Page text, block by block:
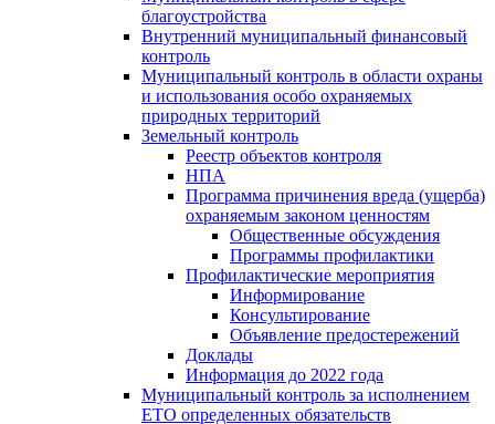
благоустройства
Внутренний муниципальный финансовый
контроль
Муниципальный контроль в области охраны
и использования особо охраняемых
природных территорий
Земельный контроль
Реестр объектов контроля
НПА
Программа причинения вреда (ущерба)
охраняемым законом ценностям
Общественные обсуждения
Программы профилактики
Профилактические мероприятия
Информирование
Консультирование
Объявление предостережений
Доклады
Информация до 2022 года
Муниципальный контроль за исполнением
ЕТО определенных обязательств